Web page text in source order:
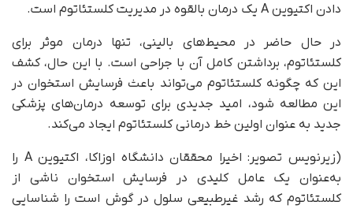
دادن اکتیوین A یک درمان بالقوه در مدیریت کلستئاتوم است.
در حال حاضر در محیط‌های بالینی، تنها درمان موثر برای
کلستئاتوم، برداشتن کامل آن با جراحی است. با این حال، کشف
این که چگونه کلستئاتوم می‌تواند باعث فرسایش استخوان در
این مطالعه شود، امید جدیدی برای توسعه درمان‌های پزشکی
جدید به عنوان اولین خط درمانی کلستئاتوم ایجاد می‌کند.
(زیرنویس تصویر: اخیرا محققان دانشگاه اوزاکا، اکتیوین A را
به‌عنوان یک عامل کلیدی در فرسایش استخوان ناشی از
کلستئاتوم که رشد غیرطبیعی سلول در گوش است را شناسایی